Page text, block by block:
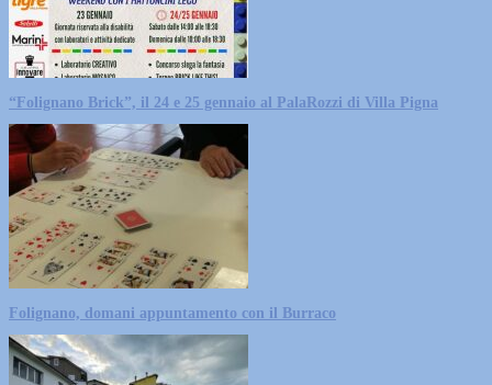
“Folignano Brick”, il 24 e 25 gennaio al PalaRozzi di Villa Pigna
Folignano, domani appuntamento con il Burraco